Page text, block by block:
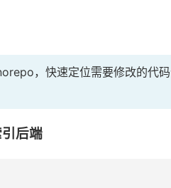
，快速定位需要修改的代
后端